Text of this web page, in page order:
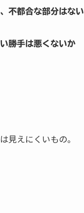
不都合な部分はな
勝手は悪くないか
見えにくいもの。